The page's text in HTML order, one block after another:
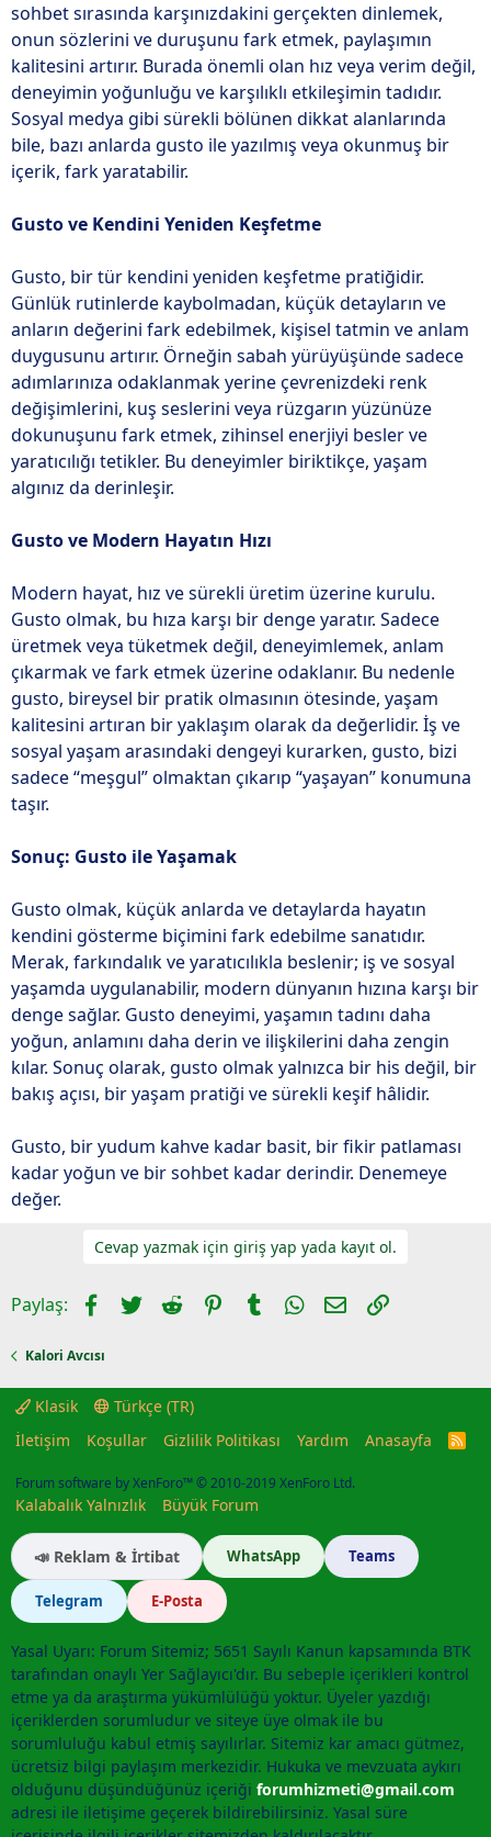
sohbet sırasında karşınızdakini gerçekten dinlemek,
onun sözlerini ve duruşunu fark etmek, paylaşımın
kalitesini artırır. Burada önemli olan hız veya verim değil,
deneyimin yoğunluğu ve karşılıklı etkileşimin tadıdır.
Sosyal medya gibi sürekli bölünen dikkat alanlarında
bile, bazı anlarda gusto ile yazılmış veya okunmuş bir
içerik, fark yaratabilir.
Gusto ve Kendini Yeniden Keşfetme
Gusto, bir tür kendini yeniden keşfetme pratiğidir.
Günlük rutinlerde kaybolmadan, küçük detayların ve
anların değerini fark edebilmek, kişisel tatmin ve anlam
duygusunu artırır. Örneğin sabah yürüyüşünde sadece
adımlarınıza odaklanmak yerine çevrenizdeki renk
değişimlerini, kuş seslerini veya rüzgarın yüzünüze
dokunuşunu fark etmek, zihinsel enerjiyi besler ve
yaratıcılığı tetikler. Bu deneyimler biriktikçe, yaşam
algınız da derinleşir.
Gusto ve Modern Hayatın Hızı
Modern hayat, hız ve sürekli üretim üzerine kurulu.
Gusto olmak, bu hıza karşı bir denge yaratır. Sadece
üretmek veya tüketmek değil, deneyimlemek, anlam
çıkarmak ve fark etmek üzerine odaklanır. Bu nedenle
gusto, bireysel bir pratik olmasının ötesinde, yaşam
kalitesini artıran bir yaklaşım olarak da değerlidir. İş ve
sosyal yaşam arasındaki dengeyi kurarken, gusto, bizi
sadece “meşgul” olmaktan çıkarıp “yaşayan” konumuna
taşır.
Sonuç: Gusto ile Yaşamak
Gusto olmak, küçük anlarda ve detaylarda hayatın
kendini gösterme biçimini fark edebilme sanatıdır.
Merak, farkındalık ve yaratıcılıkla beslenir; iş ve sosyal
yaşamda uygulanabilir, modern dünyanın hızına karşı bir
denge sağlar. Gusto deneyimi, yaşamın tadını daha
yoğun, anlamını daha derin ve ilişkilerini daha zengin
kılar. Sonuç olarak, gusto olmak yalnızca bir his değil, bir
bakış açısı, bir yaşam pratiği ve sürekli keşif hâlidir.
Gusto, bir yudum kahve kadar basit, bir fikir patlaması
kadar yoğun ve bir sohbet kadar derindir. Denemeye
değer.
Cevap yazmak için giriş yap yada kayıt ol.
Paylaş: Facebook
TwitterReddit Pinterest
TumblrWhatsApp
E-postaLink
Kalori Avcısı
Klasik
Türkçe (TR)
İletişim
Koşullar Gizlilik Politikası Yardım Anasayfa
R
Forum software by XenForo™© 2010-2019 XenForo Ltd.
Kalabalık Yalnızlık Büyük Forum
📣 Reklam & İrtibat WhatsApp Teams
Telegram E-Posta
Yasal Uyarı: Forum Sitemiz; 5651 Sayılı Kanun kapsamında BTK
tarafından onaylı Yer Sağlayıcı'dır. Bu sebeple içerikleri kontrol
etme ya da araştırma yükümlülüğü yoktur. Üyeler yazdığı
içeriklerden sorumludur ve siteye üye olmak ile bu
sorumluluğu kabul etmiş sayılırlar. Sitemiz kar amacı gütmez,
ücretsiz bilgi paylaşım merkezidir. Hukuka ve mevzuata aykırı
olduğunu düşündüğünüz içeriği forumhizmeti@gmail.com
adresi ile iletişime geçerek bildirebilirsiniz. Yasal süre